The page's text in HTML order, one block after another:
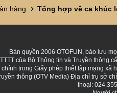
hàng
Bản quyền 2006 OTOFUN, bảo lưu
của Bộ Thông tin và Truyền thông
trong Giấy phép thiết lập mạng xã
thông (OTV Media) Địa chỉ trụ sở
thoại: